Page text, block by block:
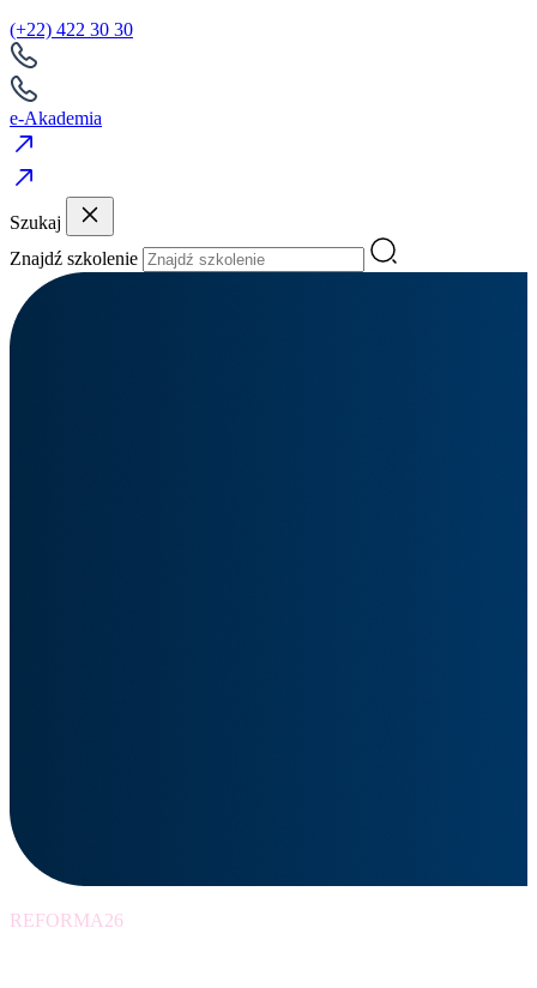
(+22) 422 30 30
e-Akademia
Szukaj
Znajdź szkolenie
REFORMA26